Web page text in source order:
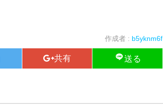
作成者 : b5yknm6f